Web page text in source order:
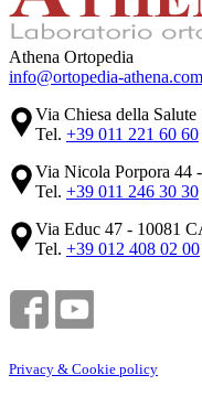
Athena Ortopedia
info@ortopedia-athena.com
Via Chiesa della
Tel. +39 011 221 60 60
Via Nicola Porpora
Tel. +39 011 246 30 30
Via Educ 47 - 10081
Tel. +39 012 408 02 00
Privacy & Cookie policy